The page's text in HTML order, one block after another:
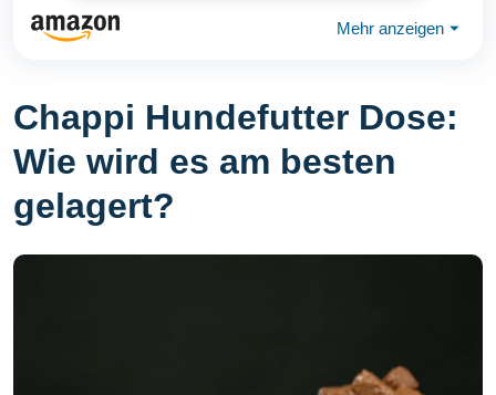
Mehr anzeigen ⏷
Chappi Hundefutter Dose:
Wie wird es am besten
gelagert?